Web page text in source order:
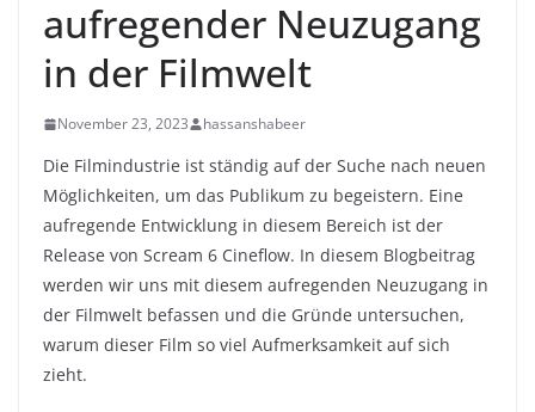
aufregender Neuzugang
in der Filmwelt
November 23, 2023 hassanshabeer
Die Filmindustrie ist ständig auf der Suche nach neuen
Möglichkeiten, um das Publikum zu begeistern. Eine
aufregende Entwicklung in diesem Bereich ist der
Release von Scream 6 Cineflow. In diesem Blogbeitrag
werden wir uns mit diesem aufregenden Neuzugang in
der Filmwelt befassen und die Gründe untersuchen,
warum dieser Film so viel Aufmerksamkeit auf sich
zieht.